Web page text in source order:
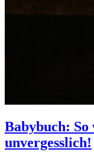
Babybuch:
unvergesslich!